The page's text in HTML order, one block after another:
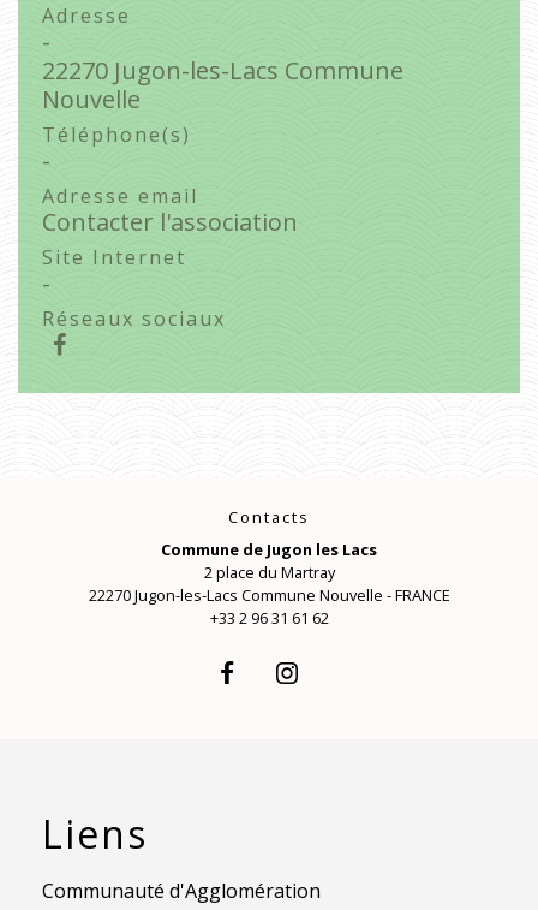
Adresse
-
22270 Jugon-les-Lacs Commune
Nouvelle
Téléphone(s)
-
Adresse email
Contacter l'association
Site Internet
-
Réseaux sociaux
Contacts
Commune de Jugon les Lacs
2 place du Martray
22270 Jugon-les-Lacs Commune Nouvelle - FRANCE
+33 2 96 31 61 62
Liens
Communauté d'Agglomération